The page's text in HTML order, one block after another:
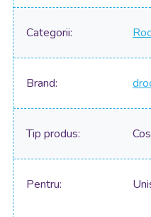
Categorii
Brand
Tip produs
Pentru